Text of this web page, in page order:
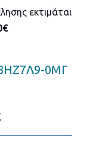
εκτιμάται
0ΜΓ